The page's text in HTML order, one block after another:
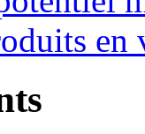
en